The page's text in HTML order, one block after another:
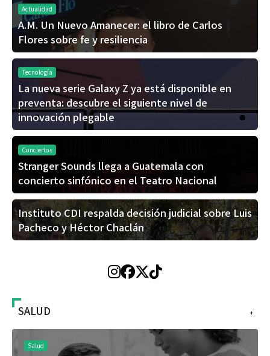
Actualidad
A.M. Un Nuevo Amanecer: el libro de Carlos
Flores sobre fe y resiliencia
Tecnología
La nueva serie Galaxy Z ya está disponible en
preventa: descubre el siguiente nivel de
innovación plegable
Conciertos
Stranger Sounds llega a Guatemala con
concierto sinfónico en el Teatro Nacional
Instituto CDI respalda decisión judicial sobre Luis
Pacheco y Héctor Chaclán
+
SALUD
Salud